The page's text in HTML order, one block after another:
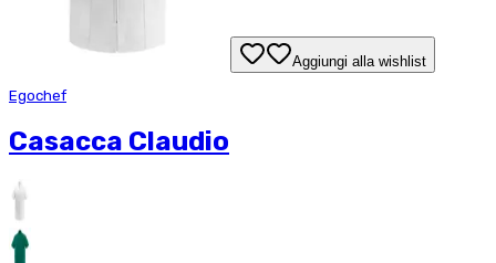
Aggiungi alla wishlist
Egochef
Casacca Claudio